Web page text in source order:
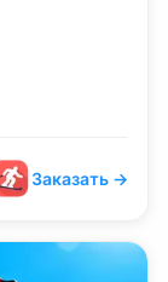
Заказать →